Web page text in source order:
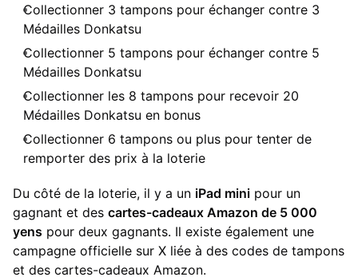
Collectionner 3 tampons pour échanger contre 3
Médailles Donkatsu
Collectionner 5 tampons pour échanger contre 5
Médailles Donkatsu
Collectionner les 8 tampons pour recevoir 20
Médailles Donkatsu en bonus
Collectionner 6 tampons ou plus pour tenter de
remporter des prix à la loterie
Du côté de la loterie, il y a un iPad mini pour un
gagnant et des cartes-cadeaux Amazon de 5 000
yens pour deux gagnants. Il existe également une
campagne officielle sur X liée à des codes de tampons
et des cartes-cadeaux Amazon.